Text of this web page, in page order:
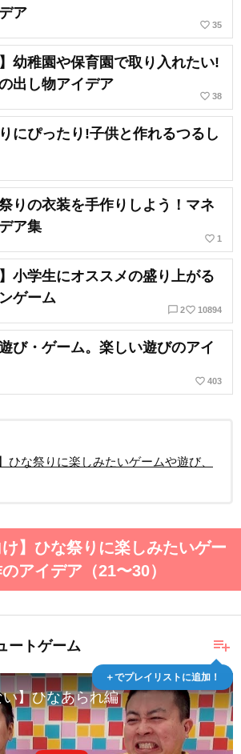
ア
favorite_border 35
幼稚園や保育園で取り入れたい!
出し物アイデア
favorite_border 38
にぴったり!子供と作れるつるし
りの衣装を手作りしよう！マネ
ア集
favorite_border 1
小学生にオススメの盛り上がる
ゲーム
chat_bubble_outline 2favorite_border 10894
び・ゲーム。楽しい遊びのアイ
favorite_border 403
ひな祭りに楽しみたいゲームや遊び、
け】ひな祭りに楽しみたいゲー
アイデア（21〜30）
playlist_add
＋でプレイリストに追加！
ートゲーム
】ひなあられ編